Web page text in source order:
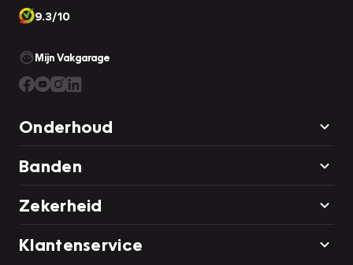
9.3/10
Mijn Vakgarage
Onderhoud
Banden
Zekerheid
Klantenservice